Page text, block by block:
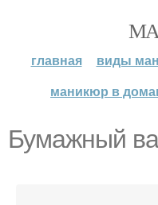
главная виды
маникюр в
Бумажный